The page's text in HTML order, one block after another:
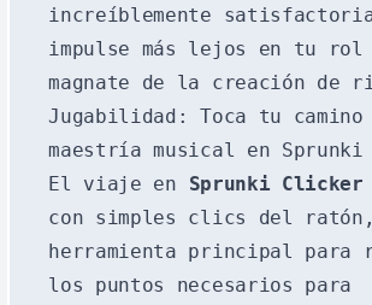
increíblemente
impulse más lejos en tu rol
magnate de la creación de
Jugabilidad: Toca tu
maestría musical en
El viaje en Sprunki Clicker
con simples clics del
herramienta principal para
los puntos necesarios para